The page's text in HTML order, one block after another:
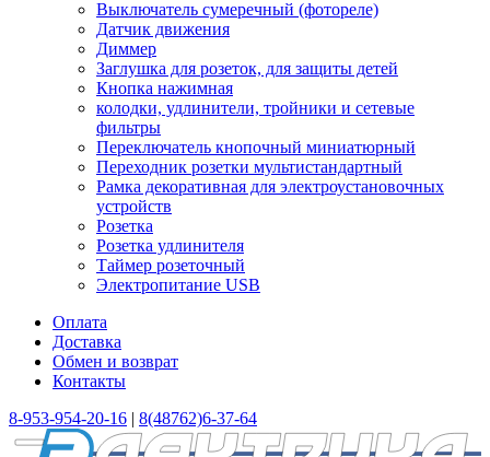
Выключатель сумеречный (фотореле)
Датчик движения
Диммер
Заглушка для розеток, для защиты детей
Кнопка нажимная
колодки, удлинители, тройники и сетевые
фильтры
Переключатель кнопочный миниатюрный
Переходник розетки мультистандартный
Рамка декоративная для электроустановочных
устройств
Розетка
Розетка удлинителя
Таймер розеточный
Электропитание USB
Оплата
Доставка
Обмен и возврат
Контакты
8-953-954-20-16 | 8(48762)6-37-64